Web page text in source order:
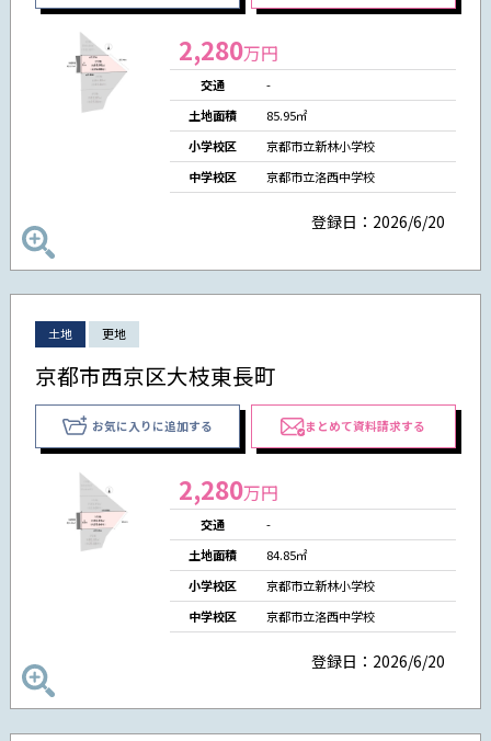
2,280万円
交通
-
土地面積
85.95㎡
小学校区
京都市立新林小学校
中学校区
京都市立洛西中学校
登録日：2026/6/20
土地 更地
京都市西京区大枝東長町
お気に入りに追加する まとめて資料請求する
2,280万円
交通
-
土地面積
84.85㎡
小学校区
京都市立新林小学校
中学校区
京都市立洛西中学校
登録日：2026/6/20